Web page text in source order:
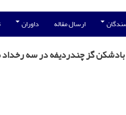
ارسال مقاله داوران
گز چندردیفه در سه رخداد